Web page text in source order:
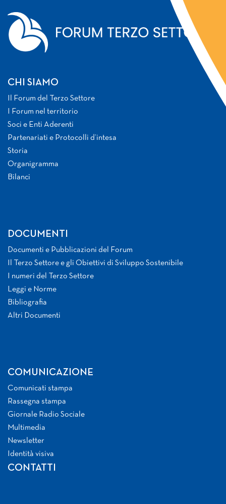
CHI SIAMO
Il Forum del Terzo Settore
I Forum nel territorio
Soci e Enti Aderenti
Partenariati e Protocolli d’intesa
Storia
Organigramma
Bilanci
DOCUMENTI
Documenti e Pubblicazioni del Forum
Il Terzo Settore e gli Obiettivi di Sviluppo Sostenibile
I numeri del Terzo Settore
Leggi e Norme
Bibliografia
Altri Documenti
COMUNICAZIONE
Comunicati stampa
Rassegna stampa
Giornale Radio Sociale
Multimedia
Newsletter
Identità visiva
CONTATTI